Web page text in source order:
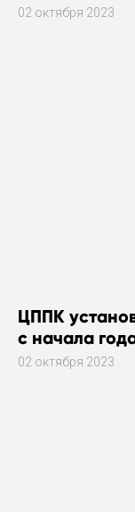
02 октября 2023
ЦППК
с начала
02 октября 2023